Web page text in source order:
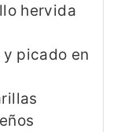
hervida
picado en